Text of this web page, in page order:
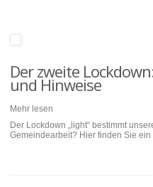
Der zweite
und Hinweise
Mehr lesen
Der Lockdown „light“ bestimmt
Gemeindearbeit? Hier finden Sie